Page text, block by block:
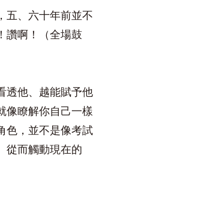
五、六十年前並不
讚啊！（全場鼓
透他、越能賦予他
像瞭解你自己一樣
色，並不是像考試
從而觸動現在的